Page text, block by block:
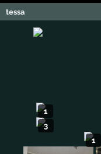
tessa
1
3
1